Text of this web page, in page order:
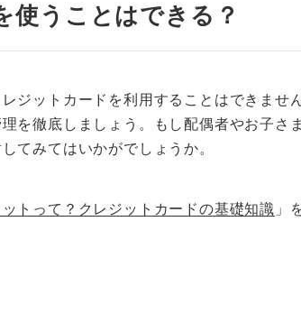
使うことはできる？
ジットカードを利用することはできませ
を徹底しましょう。もし配偶者やお子さ
てみてはいかがでしょうか。
トって？クレジットカードの基礎知識 」